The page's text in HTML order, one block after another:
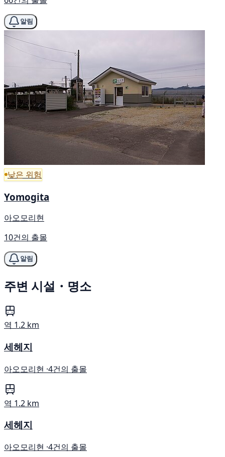
알림
낮은 위험
Yomogita
아오모리현
10건의 출몰
알림
주변 시설・명소
역 1.2 km
세헤지
아오모리현 ·4건의 출몰
역 1.2 km
세헤지
아오모리현 ·4건의 출몰